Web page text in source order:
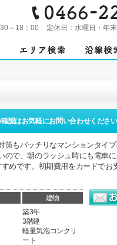
～18：00 定休日： 水曜日・年
認はお気軽にお問い合わせください
もバッチリなマンションタイ
ので、朝のラッシュ時にも電車
めです。初期費用をカードでお
建物
築3年
3階建
軽量気泡コンクリ
ート